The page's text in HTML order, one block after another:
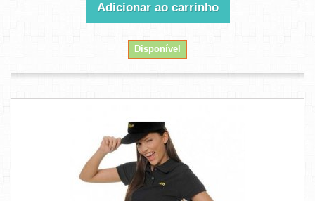
Adicionar ao carrinho
Disponível